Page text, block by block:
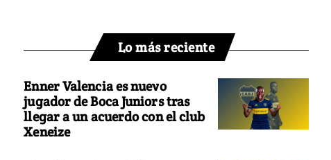
Lo más reciente
Enner Valencia es nuevo
jugador de Boca Juniors tras
llegar a un acuerdo con el club
Xeneize